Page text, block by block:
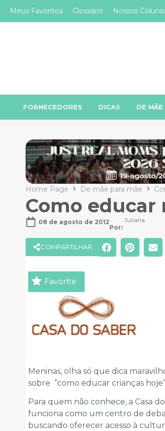
Meus Favoritos Glossário Nossos
FORNECEDORES DICAS DE MÃE
Home Page De mãe para mãe
Como educar
08 de agosto de 2012
Por:
Juliana
COMPARTILHAR
Favorite
Meninas, olha só que dica
sobre “como educar crianças
Para quem não conhece, a Casa
funciona como um centro de
buscando oferecer acesso à